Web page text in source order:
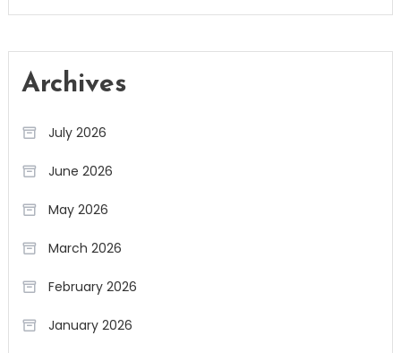
Archives
July 2026
June 2026
May 2026
March 2026
February 2026
January 2026